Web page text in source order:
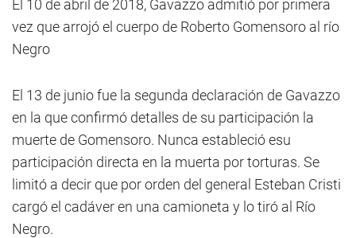
El 10 de abril de 2018, Gavazzo admitió por primera
vez que arrojó el cuerpo de Roberto Gomensoro al río
Negro
El 13 de junio fue la segunda declaración de Gavazzo
en la que confirmó detalles de su participación la
muerte de Gomensoro. Nunca estableció esu
participación directa en la muerta por torturas. Se
limitó a decir que por orden del general Esteban Cristi
cargó el cadáver en una camioneta y lo tiró al Río
Negro.